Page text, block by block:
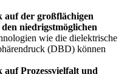
auf der großflächigen
niedrigstmöglichen
wie die dielektrische
(DBD) können
Prozessvielfalt und